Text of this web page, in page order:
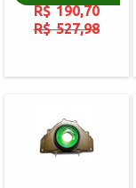
R$ 190,70
R$ 527,98